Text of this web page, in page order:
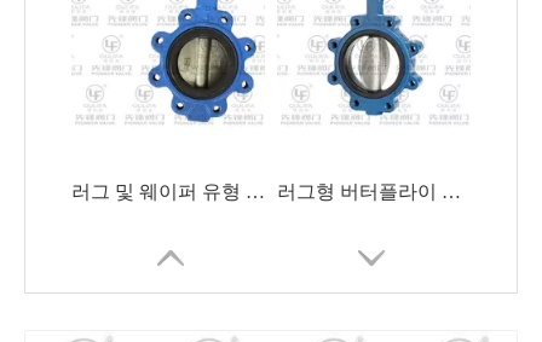
러그 및 웨이퍼 유형 버터플라이 밸브 D71X 러그형 버터플라이 밸브 D371X